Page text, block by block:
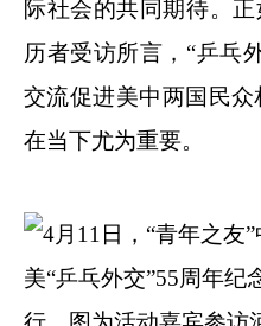
际社会的共同期待。
历者受访所言，“乒乓
交流促进美中两国民
在当下尤为重要。